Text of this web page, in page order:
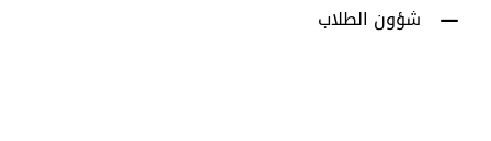
شؤون الطلاب